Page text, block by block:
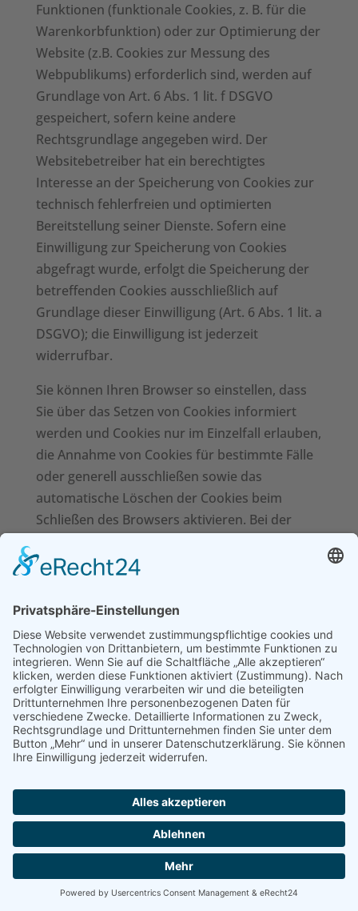
Funktionen (funktionale Cookies, z. B. für die
Warenkorbfunktion) oder zur Optimierung der
Website (z.B. Cookies zur Messung des
Webpublikums) erforderlich sind, werden auf
Grundlage von Art. 6 Abs. 1 lit. f DSGVO
gespeichert, sofern keine andere
Rechtsgrundlage angegeben wird. Der
Websitebetreiber hat ein berechtigtes
Interesse an der Speicherung von Cookies zur
technisch fehlerfreien und optimierten
Bereitstellung seiner Dienste. Sofern eine
Einwilligung zur Speicherung von Cookies
abgefragt wurde, erfolgt die Speicherung der
betreffenden Cookies ausschließlich auf
Grundlage dieser Einwilligung (Art. 6 Abs. 1 lit. a
DSGVO); die Einwilligung ist jederzeit
widerrufbar.
Sie können Ihren Browser so einstellen, dass
Sie über das Setzen von Cookies informiert
werden und Cookies nur im Einzelfall erlauben,
die Annahme von Cookies für bestimmte Fälle
oder generell ausschließen sowie das
automatische Löschen der Cookies beim
Schließen des Browsers aktivieren. Bei der
Funktionalität dieser Website eingeschränkt
Soweit Cookies von Drittunternehmen oder zu
Analysezwecken eingesetzt werden, werden
wir Sie hierüber im Rahmen dieser
Datenschutzerklärung gesondert informieren
und ggf. eine Einwilligung abfragen.
Einwilligung mit Usercentrics
von Usercentrics, um Ihre Einwilligung zur
Speicherung bestimmter Cookies auf Ihrem
Endgerät einzuholen und diese
datenschutzkonform zu dokumentieren.
Anbieter dieser Technologie ist die
Usercentrics GmbH, Sendlinger Straße 7, 80331